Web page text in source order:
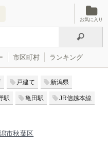
お気に入り
市区町村 ランキング
戸建て 新潟県
駅 亀田駅 JR信越本線
市秋葉区